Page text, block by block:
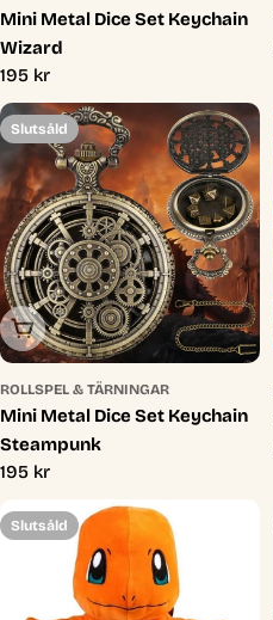
Mini Metal Dice Set Keychain
Wizard
Ordinarie
pris
195 kr
Slutsåld
Slutsåld
ROLLSPEL & TÄRNINGAR
Mini Metal Dice Set Keychain
Steampunk
Ordinarie
195 kr
Slutsåld